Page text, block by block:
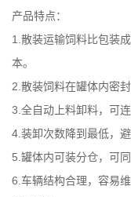
产品特点：
1.散装运输饲料比包装
本。
2.散装饲料在罐体内密
3.全自动上料卸料，可
4.装卸次数降到最低，
5.罐体内可装分仓，可
6.车辆结构合理，容易